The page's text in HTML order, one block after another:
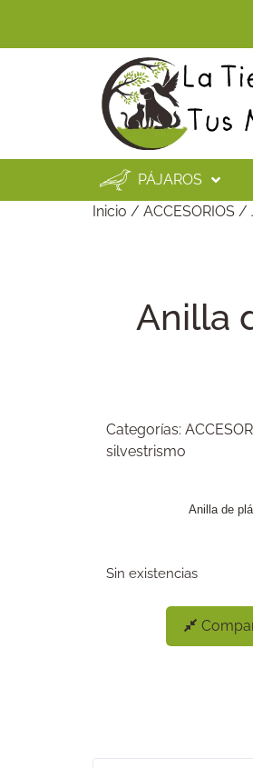
PÁJAROS
Inicio / ACCESORIOS /
Anilla
Categorías:
silvestrismo
Anilla de
Sin existencias